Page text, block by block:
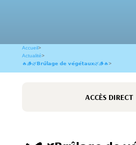
Accueil>
Actualité>
🔥🪵🌿𝗕𝗿𝘂̂𝗹𝗮𝗴𝗲 𝗱𝗲 𝘃𝗲́𝗴𝗲́𝘁𝗮𝘂𝘅🌿🪵🔥>
ACCÈS DIRECT